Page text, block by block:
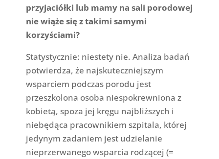
przyjaciółki lub mamy na sali porodowej
nie wiąże się z takimi samymi
korzyściami?
Statystycznie: niestety nie. Analiza badań
potwierdza, że najskuteczniejszym
wsparciem podczas porodu jest
przeszkolona osoba niespokrewniona z
kobietą, spoza jej kręgu najbliższych i
niebędąca pracownikiem szpitala, której
jedynym zadaniem jest udzielanie
nieprzerwanego wsparcia rodzącej (=